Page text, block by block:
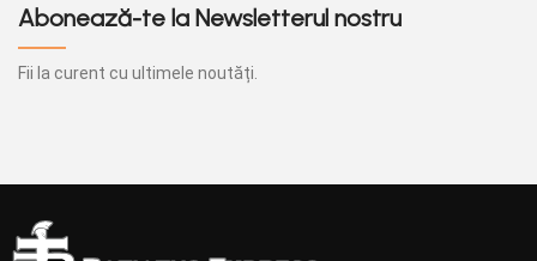
Abonează-te la Newsletterul nostru
Fii la curent cu ultimele noutăți.